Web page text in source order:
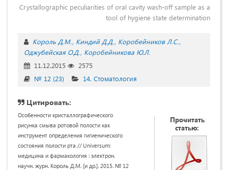
Crystallographic peculiarities of oral cavity wash-off sample as a
tool of hygiene state determination
Король Д.М. Киндий Д.Д. Коробейников Л.С.
Оджубейская О.Д. Коробейникова Ю.Л.
11.12.2015
2575
№ 12 (23)
14. Стоматология
Цитировать:
Особенности кристаллографического
рисунка смыва ротовой полости как
инструмент определения гигиенического
состояния полости рта // Universum:
медицина и фармакология : электрон.
научн. журн. Король Д.М. [и др.]. 2015. № 12
Прочитать
статью: